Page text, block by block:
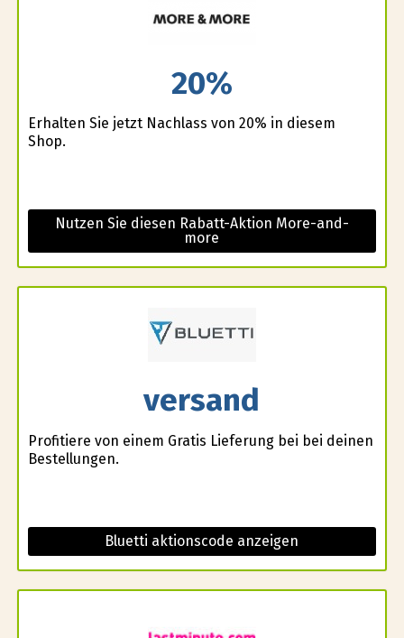
20%
Erhalten Sie jetzt Nachlass von 20% in diesem
Shop.
Nutzen Sie diesen Rabatt-Aktion More-and-
more
versand
Profitiere von einem Gratis Lieferung bei bei deinen
Bestellungen.
Bluetti aktionscode anzeigen